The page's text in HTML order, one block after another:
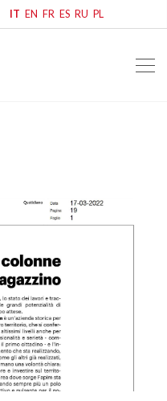
IT EN FR ES RU PL